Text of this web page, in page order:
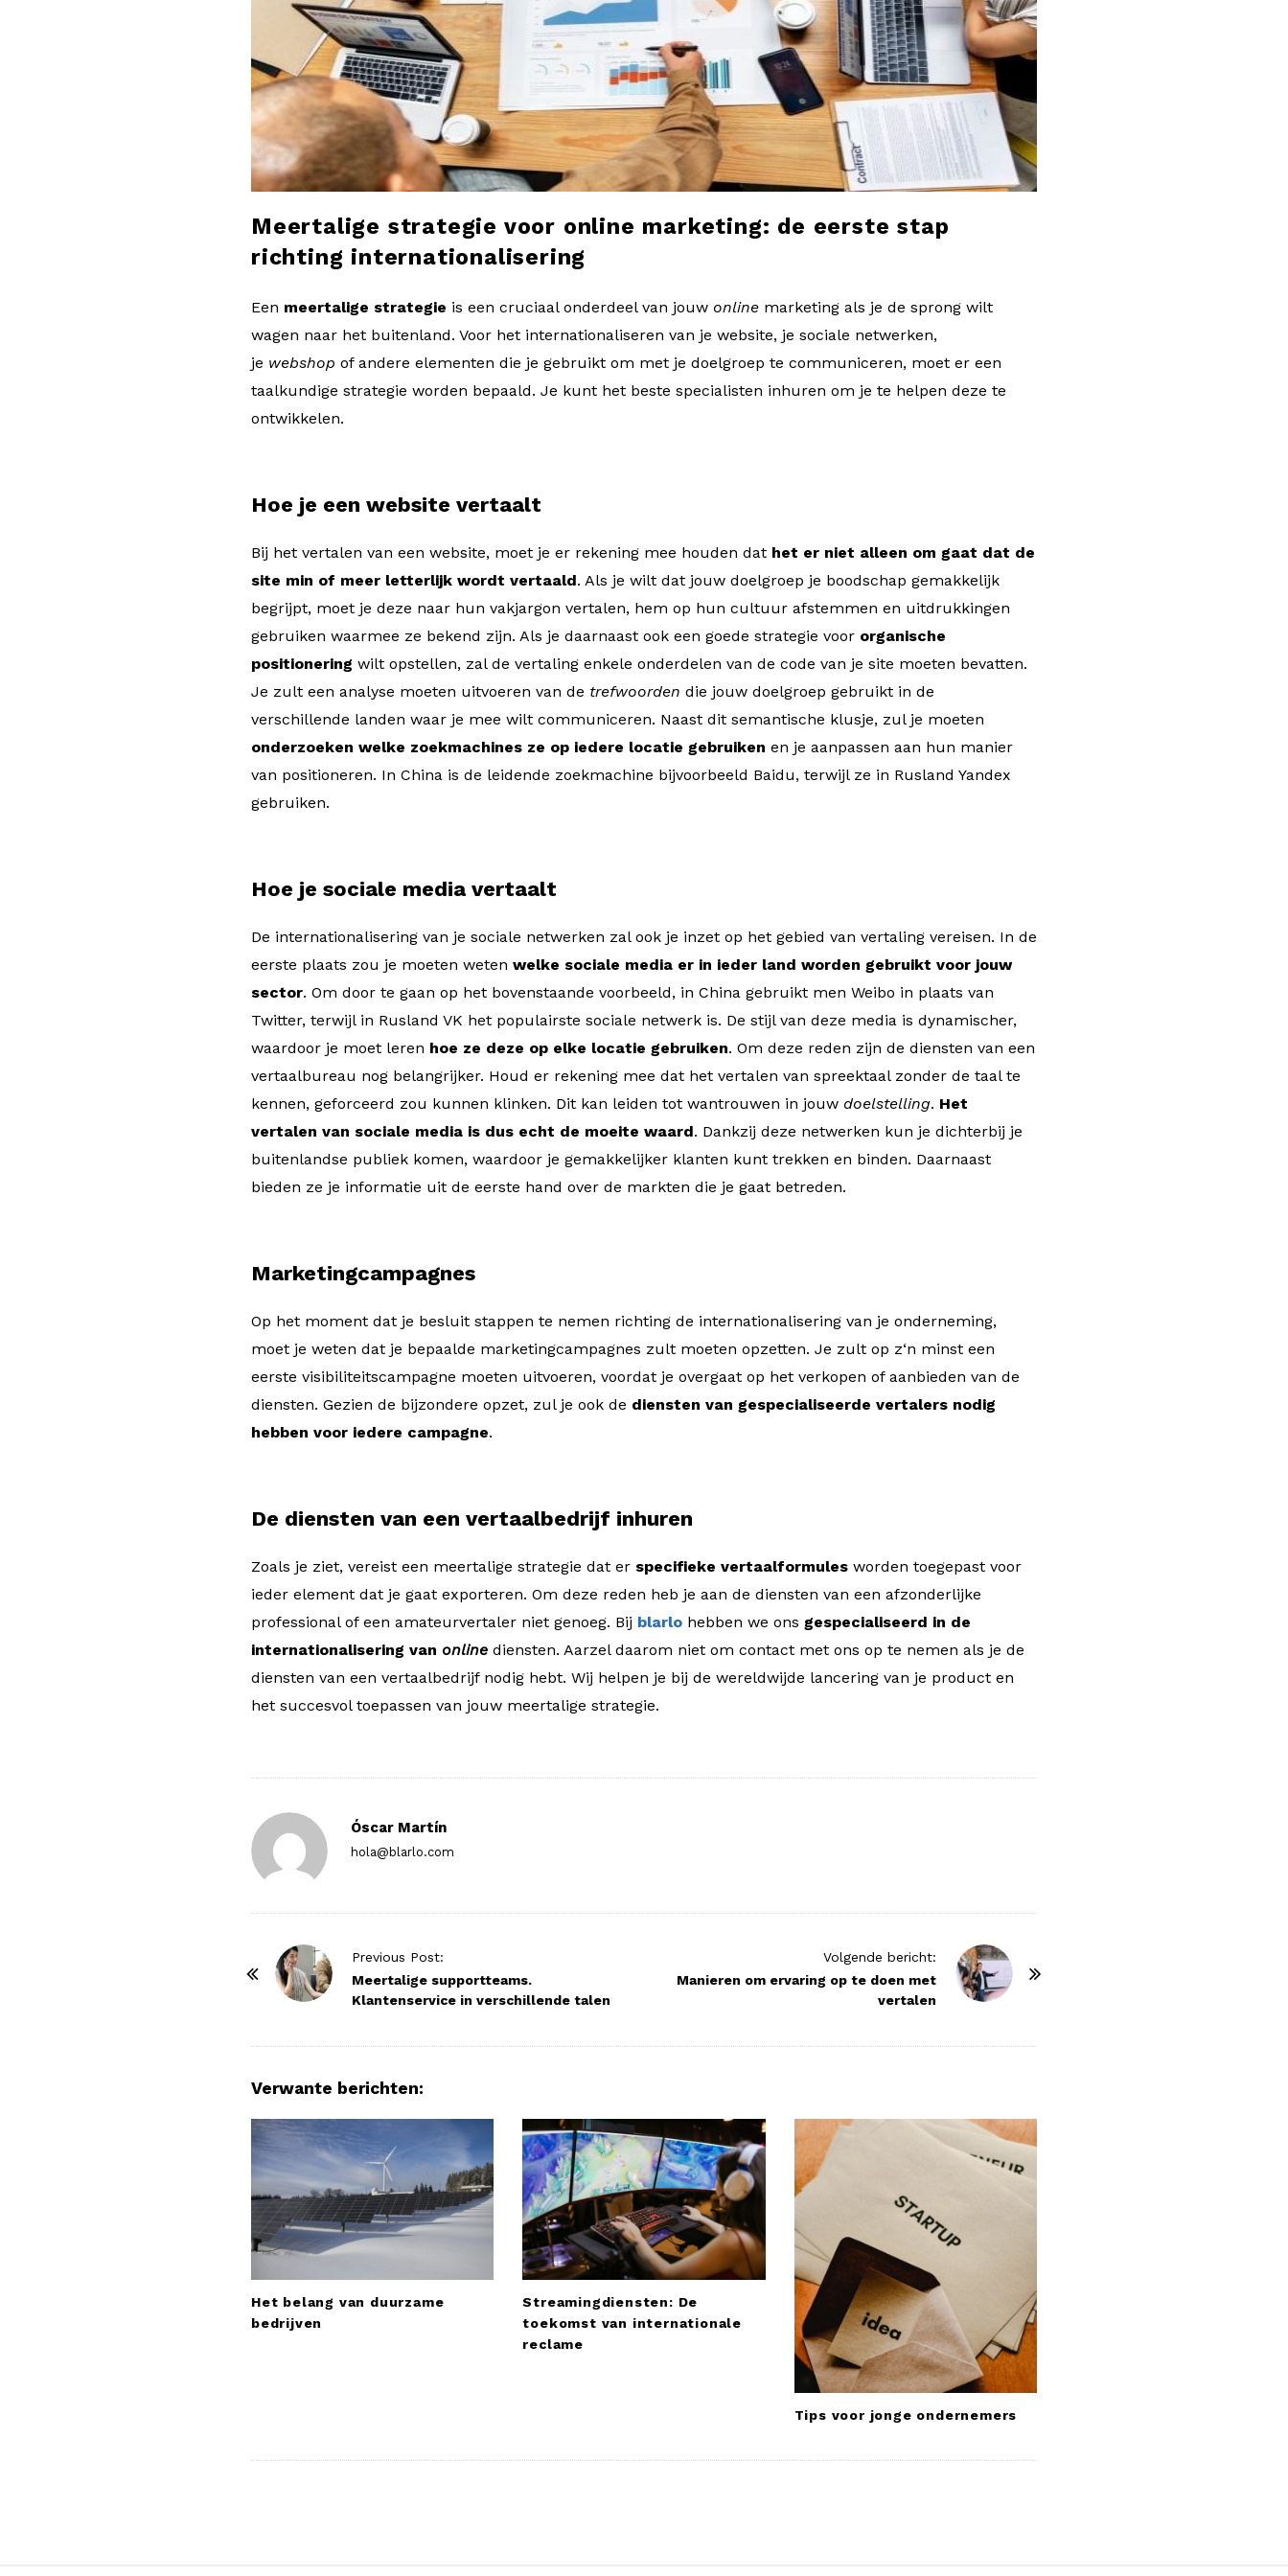
o
g
Meertalige strategie voor online marketing: de eerste stap
richting internationalisering
Een meertalige strategie is een cruciaal onderdeel van jouw online marketing als je de sprong wilt
wagen naar het buitenland. Voor het internationaliseren van je website, je sociale netwerken,
je webshop of andere elementen die je gebruikt om met je doelgroep te communiceren, moet er een
taalkundige strategie worden bepaald. Je kunt het beste specialisten inhuren om je te helpen deze te
ontwikkelen.
Hoe je een website vertaalt
Bij het vertalen van een website, moet je er rekening mee houden dat het er niet alleen om gaat dat de
site min of meer letterlijk wordt vertaald. Als je wilt dat jouw doelgroep je boodschap gemakkelijk
begrijpt, moet je deze naar hun vakjargon vertalen, hem op hun cultuur afstemmen en uitdrukkingen
gebruiken waarmee ze bekend zijn. Als je daarnaast ook een goede strategie voor organische
positionering wilt opstellen, zal de vertaling enkele onderdelen van de code van je site moeten bevatten.
Je zult een analyse moeten uitvoeren van de trefwoorden die jouw doelgroep gebruikt in de
verschillende landen waar je mee wilt communiceren. Naast dit semantische klusje, zul je moeten
onderzoeken welke zoekmachines ze op iedere locatie gebruiken en je aanpassen aan hun manier
van positioneren. In China is de leidende zoekmachine bijvoorbeeld Baidu, terwijl ze in Rusland Yandex
gebruiken.
Hoe je sociale media vertaalt
De internationalisering van je sociale netwerken zal ook je inzet op het gebied van vertaling vereisen. In de
eerste plaats zou je moeten weten welke sociale media er in ieder land worden gebruikt voor jouw
sector. Om door te gaan op het bovenstaande voorbeeld, in China gebruikt men Weibo in plaats van
Twitter, terwijl in Rusland VK het populairste sociale netwerk is. De stijl van deze media is dynamischer,
waardoor je moet leren hoe ze deze op elke locatie gebruiken. Om deze reden zijn de diensten van een
vertaalbureau nog belangrijker. Houd er rekening mee dat het vertalen van spreektaal zonder de taal te
kennen, geforceerd zou kunnen klinken. Dit kan leiden tot wantrouwen in jouw doelstelling. Het
vertalen van sociale media is dus echt de moeite waard. Dankzij deze netwerken kun je dichterbij je
buitenlandse publiek komen, waardoor je gemakkelijker klanten kunt trekken en binden. Daarnaast
bieden ze je informatie uit de eerste hand over de markten die je gaat betreden.
Marketingcampagnes
Op het moment dat je besluit stappen te nemen richting de internationalisering van je onderneming,
moet je weten dat je bepaalde marketingcampagnes zult moeten opzetten. Je zult op z‘n minst een
eerste visibiliteitscampagne moeten uitvoeren, voordat je overgaat op het verkopen of aanbieden van de
diensten. Gezien de bijzondere opzet, zul je ook de diensten van gespecialiseerde vertalers nodig
hebben voor iedere campagne.
De diensten van een vertaalbedrijf inhuren
Zoals je ziet, vereist een meertalige strategie dat er specifieke vertaalformules worden toegepast voor
ieder element dat je gaat exporteren. Om deze reden heb je aan de diensten van een afzonderlijke
professional of een amateurvertaler niet genoeg. Bij blarlo hebben we ons gespecialiseerd in de
internationalisering van online diensten. Aarzel daarom niet om contact met ons op te nemen als je de
diensten van een vertaalbedrijf nodig hebt. Wij helpen je bij de wereldwijde lancering van je product en
het succesvol toepassen van jouw meertalige strategie.
Óscar Martín
hola@blarlo.com
Previous Post:
Meertalige supportteams.
Klantenservice in verschillende talen
Volgende bericht:
Manieren om ervaring op te doen met
vertalen
Verwante berichten:
Het belang van duurzame
bedrijven
Streamingdiensten: De
toekomst van internationale
reclame
Tips voor jonge ondernemers